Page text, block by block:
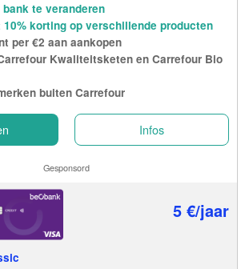
te veranderen
korting op verschillende producten
per €2 aan aankopen
Kwaliteitsketen en Carrefour Bio
buiten Carrefour
Infos
Gesponsord
5 €/jaar